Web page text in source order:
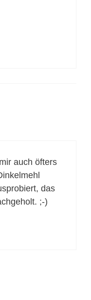
auch öfters
das
;-)